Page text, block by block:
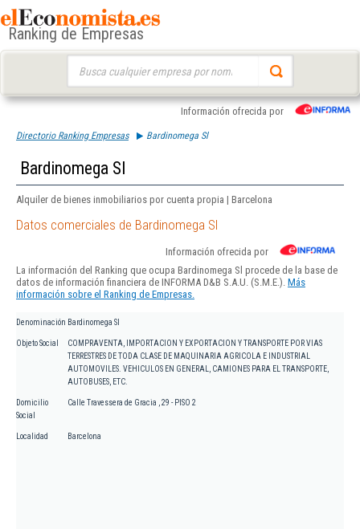
Ranking de Empresas
Información ofrecida por
Directorio Ranking Empresas Bardinomega Sl
Bardinomega Sl
Alquiler de bienes inmobiliarios por cuenta propia | Barcelona
Datos comerciales de Bardinomega Sl
Información ofrecida por
La información del Ranking que ocupa Bardinomega Sl procede de la base de
datos de información financiera de INFORMA D&B S.A.U. (S.M.E.). Más
información sobre el Ranking de Empresas.
Denominación Bardinomega Sl
Objeto Social
COMPRAVENTA, IMPORTACION Y EXPORTACION Y TRANSPORTE POR VIAS
TERRESTRES DE TODA CLASE DE MAQUINARIA AGRICOLA E INDUSTRIAL
AUTOMOVILES. VEHICULOS EN GENERAL, CAMIONES PARA EL TRANSPORTE,
AUTOBUSES, ETC.
Domicilio
Social
Calle Travessera de Gracia , 29 - PISO 2
Localidad Barcelona